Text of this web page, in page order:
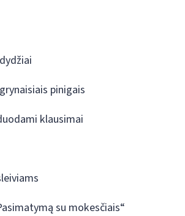
pinigais
klausimai
su mokesčiais“